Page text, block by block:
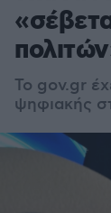
Το gov.gr
ψηφιακής